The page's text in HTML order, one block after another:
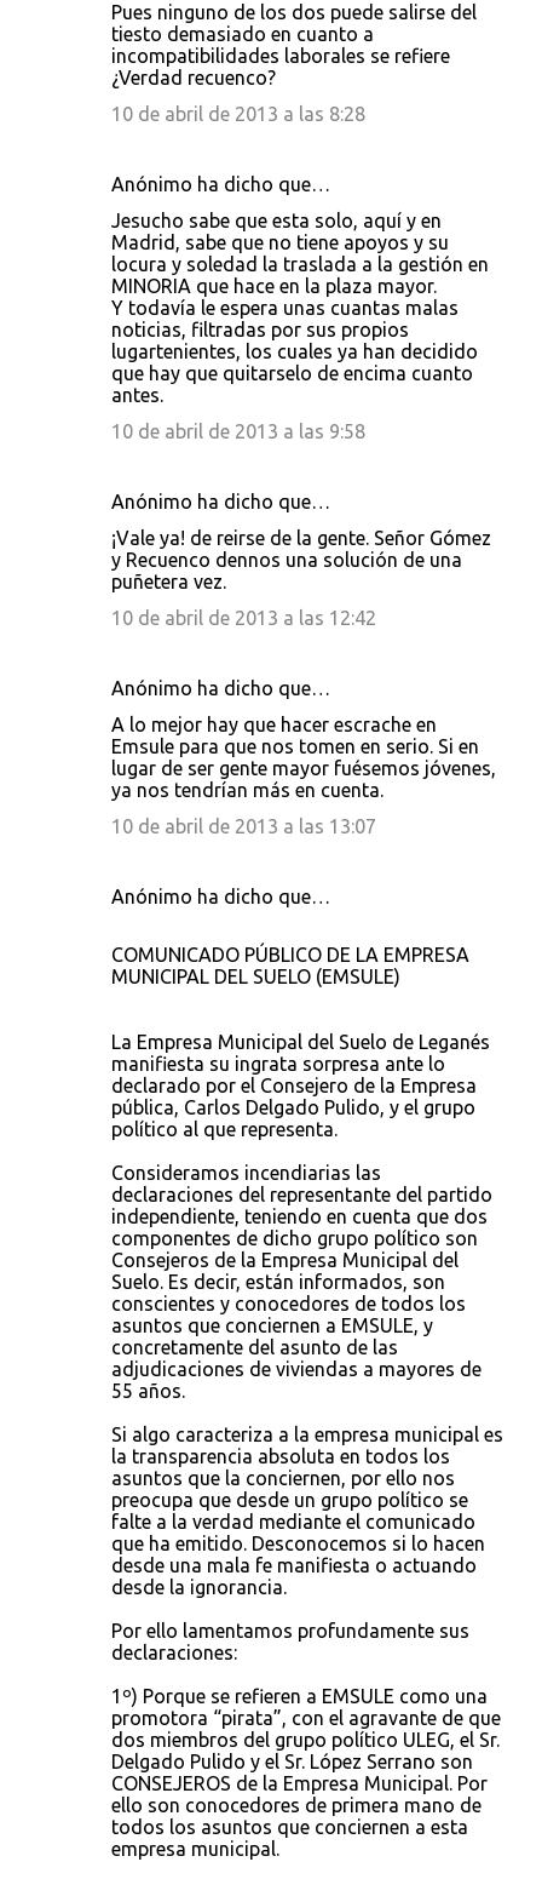
Pues ninguno de los dos puede salirse del
tiesto demasiado en cuanto a
incompatibilidades laborales se refiere
¿Verdad recuenco?
10 de abril de 2013 a las 8:28
Anónimo ha dicho que…
Jesucho sabe que esta solo, aquí y en
Madrid, sabe que no tiene apoyos y su
locura y soledad la traslada a la gestión en
MINORIA que hace en la plaza mayor.
Y todavía le espera unas cuantas malas
noticias, filtradas por sus propios
lugartenientes, los cuales ya han decidido
que hay que quitarselo de encima cuanto
antes.
10 de abril de 2013 a las 9:58
Anónimo ha dicho que…
¡Vale ya! de reirse de la gente. Señor Gómez
y Recuenco dennos una solución de una
puñetera vez.
10 de abril de 2013 a las 12:42
Anónimo ha dicho que…
A lo mejor hay que hacer escrache en
Emsule para que nos tomen en serio. Si en
lugar de ser gente mayor fuésemos jóvenes,
ya nos tendrían más en cuenta.
10 de abril de 2013 a las 13:07
Anónimo ha dicho que…
COMUNICADO PÚBLICO DE LA EMPRESA
MUNICIPAL DEL SUELO (EMSULE)
La Empresa Municipal del Suelo de Leganés
manifiesta su ingrata sorpresa ante lo
declarado por el Consejero de la Empresa
pública, Carlos Delgado Pulido, y el grupo
político al que representa.
Consideramos incendiarias las
declaraciones del representante del partido
independiente, teniendo en cuenta que dos
componentes de dicho grupo político son
Consejeros de la Empresa Municipal del
Suelo. Es decir, están informados, son
conscientes y conocedores de todos los
asuntos que conciernen a EMSULE, y
concretamente del asunto de las
adjudicaciones de viviendas a mayores de
55 años.
Si algo caracteriza a la empresa municipal es
la transparencia absoluta en todos los
asuntos que la conciernen, por ello nos
preocupa que desde un grupo político se
falte a la verdad mediante el comunicado
que ha emitido. Desconocemos si lo hacen
desde una mala fe manifiesta o actuando
desde la ignorancia.
Por ello lamentamos profundamente sus
declaraciones:
1º) Porque se refieren a EMSULE como una
promotora “pirata”, con el agravante de que
dos miembros del grupo político ULEG, el Sr.
Delgado Pulido y el Sr. López Serrano son
CONSEJEROS de la Empresa Municipal. Por
ello son conocedores de primera mano de
todos los asuntos que conciernen a esta
empresa municipal.